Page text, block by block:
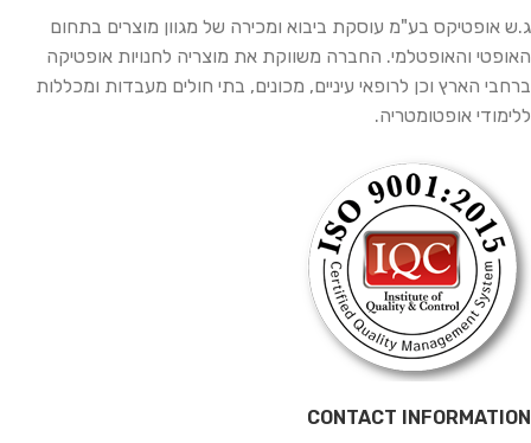
ג.ש אופטיקס בע"מ עוסקת ביבוא ומכירה של מגוון מוצרים בתחום
האופטי והאופטלמי. החברה משווקת את מוצריה לחנויות אופטיקה
ברחבי הארץ וכן לרופאי עיניים, מכונים, בתי חולים מעבדות ומכללות
ללימודי אופטומטריה.
CONTACT INFORMATION